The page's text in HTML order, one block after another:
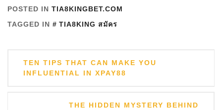
POSTED IN TIA8KINGBET.COM
TAGGED IN
TIA8KING สมัคร
เรื่องTEN TIPS THAT CAN MAKE YOU
INFLUENTIAL IN XPAY88
THE HIDDEN MYSTERY BEHIND